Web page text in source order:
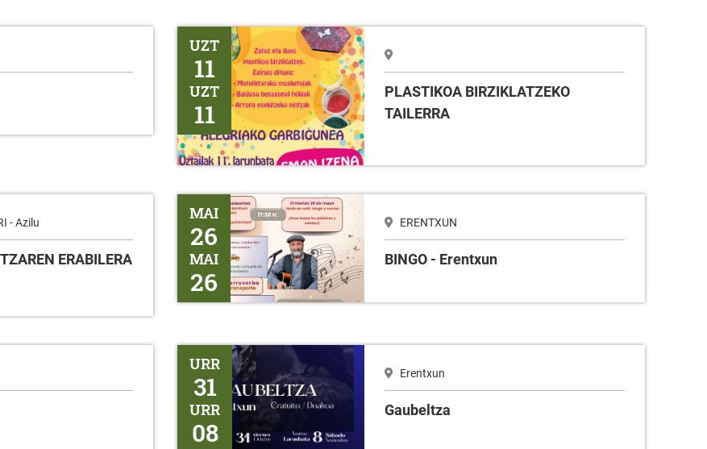
PLASTIKOA BIRZIKLATZEKO TAILERRA
UZT
11
UZT
11
PLASTIKOA BIRZIKLATZEKO
TAILERRA
- Azilu
ERABILERA
BINGO - Erentxun
MAI
26
MAI
26
ERENTXUN
BINGO - Erentxun
URR
31
URR
08
Erentxun
Gaubeltza